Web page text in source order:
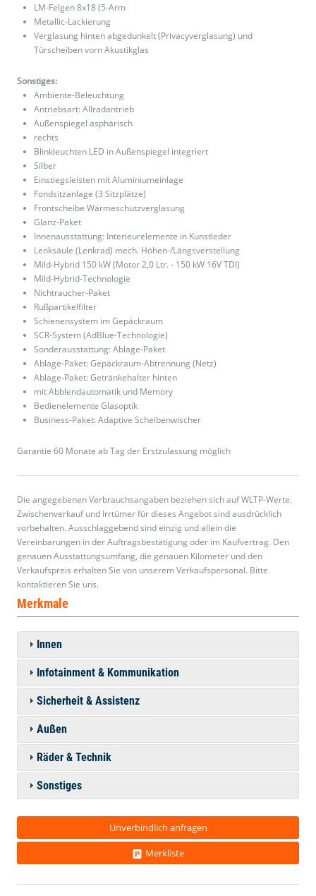
LM-Felgen 8x18 (5-Arm
Metallic-Lackierung
Verglasung hinten abgedunkelt (Privacyverglasung) und
Türscheiben vorn Akustikglas
Sonstiges:
Ambiente-Beleuchtung
Antriebsart: Allradantrieb
Außenspiegel asphärisch
rechts
Blinkleuchten LED in Außenspiegel integriert
Silber
Einstiegsleisten mit Aluminiumeinlage
Fondsitzanlage (3 Sitzplätze)
Frontscheibe Wärmeschutzverglasung
Glanz-Paket
Innenausstattung: Interieurelemente in Kunstleder
Lenksäule (Lenkrad) mech. Höhen-/Längsverstellung
Mild-Hybrid 150 kW (Motor 2,0 Ltr. - 150 kW 16V TDI)
Mild-Hybrid-Technologie
Nichtraucher-Paket
Rußpartikelfilter
Schienensystem im Gepäckraum
SCR-System (AdBlue-Technologie)
Sonderausstattung: Ablage-Paket
Ablage-Paket: Gepäckraum-Abtrennung (Netz)
Ablage-Paket: Getränkehalter hinten
mit Abblendautomatik und Memory
Bedienelemente Glasoptik
Business-Paket: Adaptive Scheibenwischer
Garantie 60 Monate ab Tag der Erstzulassung möglich
Die angegebenen Verbrauchsangaben beziehen sich auf WLTP-Werte.
Zwischenverkauf und Irrtümer für dieses Angebot sind ausdrücklich
vorbehalten. Ausschlaggebend sind einzig und allein die
Vereinbarungen in der Auftragsbestätigung oder im Kaufvertrag. Den
genauen Ausstattungsumfang, die genauen Kilometer und den
Verkaufspreis erhalten Sie von unserem Verkaufspersonal. Bitte
kontaktieren Sie uns.
Merkmale
Innen
Infotainment & Kommunikation
Sicherheit & Assistenz
Außen
Räder & Technik
Sonstiges
Unverbindlich anfragen
Merkliste